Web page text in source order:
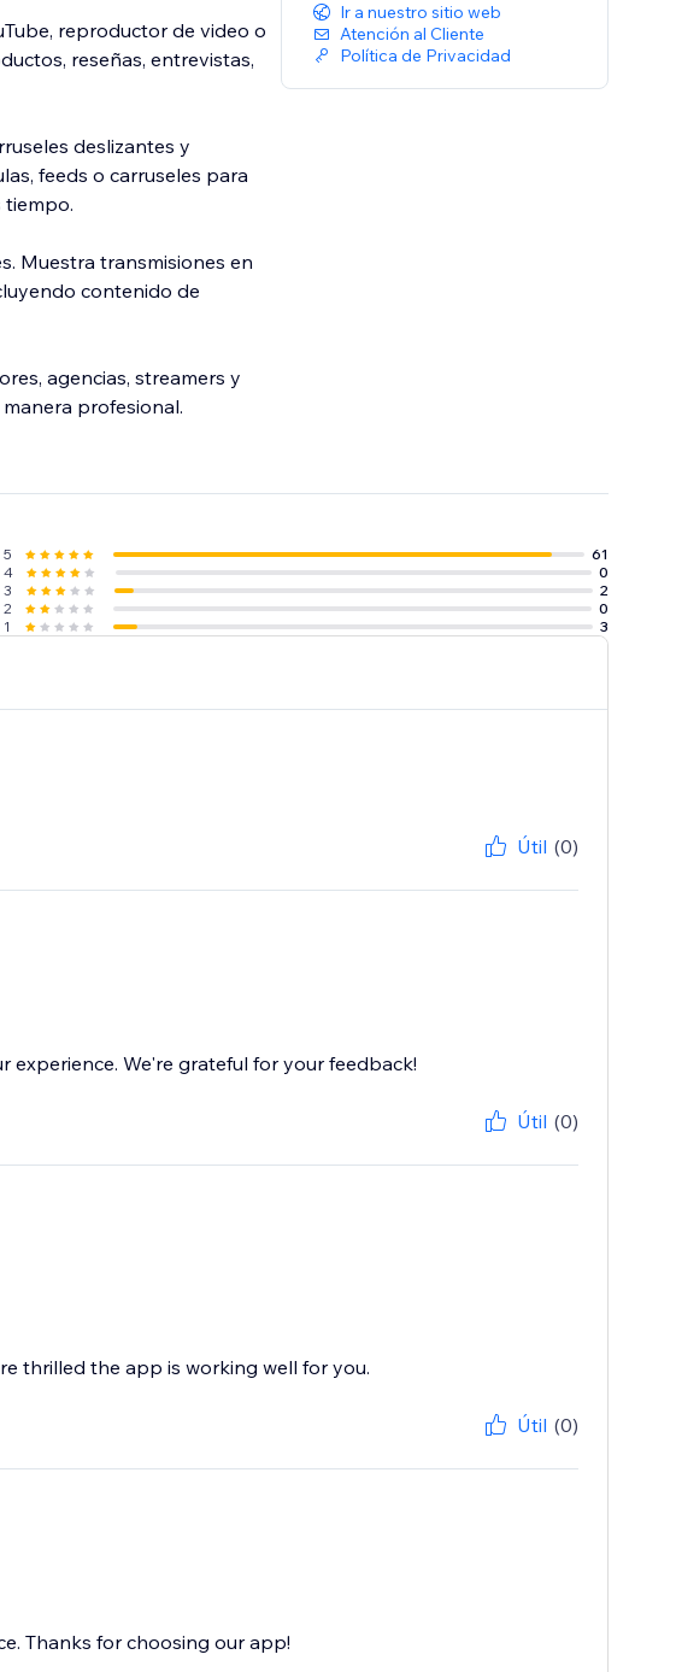
reproductor de video o
reseñas, entrevistas,
deslizantes y
feeds o carruseles para
tiempo.
Muestra transmisiones en
contenido de
agencias, streamers y
profesional.
de YouTube directamente
Ir a nuestro sitio web
Atención al Cliente
Política de Privacidad
5
61
4
0
3
2
2
0
1
3
Útil (0)
We're grateful for your feedback!
Útil (0)
thrilled the app is working well for you.
Útil (0)
Thanks for choosing our app!